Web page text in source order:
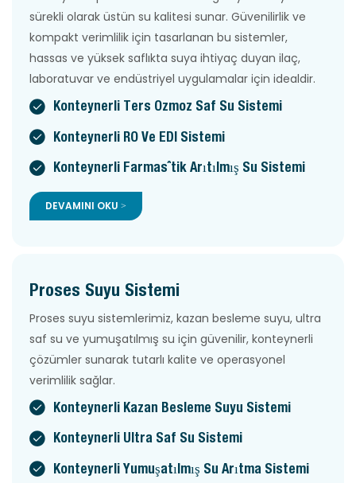
sürekli olarak üstün su kalitesi sunar. Güvenilirlik ve
kompakt verimlilik için tasarlanan bu sistemler,
hassas ve yüksek saflıkta suya ihtiyaç duyan ilaç,
laboratuvar ve endüstriyel uygulamalar için idealdir.
Konteynerli Ters Ozmoz Saf Su Sistemi
Konteynerli RO Ve EDI Sistemi
Konteynerli Farmasötik Arıtılmış Su Sistemi
DEVAMINI OKU >
Proses Suyu Sistemi
Proses suyu sistemlerimiz, kazan besleme suyu, ultra
saf su ve yumuşatılmış su için güvenilir, konteynerli
çözümler sunarak tutarlı kalite ve operasyonel
verimlilik sağlar.
Konteynerli Kazan Besleme Suyu Sistemi
Konteynerli Ultra Saf Su Sistemi
Konteynerli Yumuşatılmış Su Arıtma Sistemi